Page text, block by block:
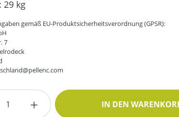
29 kg
gemäß EU-Produktsicherheitsverordnung (GPSR):
7
Anzahl: Gib den IN DEN